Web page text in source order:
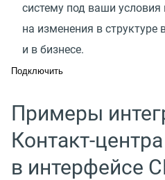
систему под ваши условия
на изменения в
и в бизнесе.
Подключить
Примеры
Контакт-центра
в интерфейсе